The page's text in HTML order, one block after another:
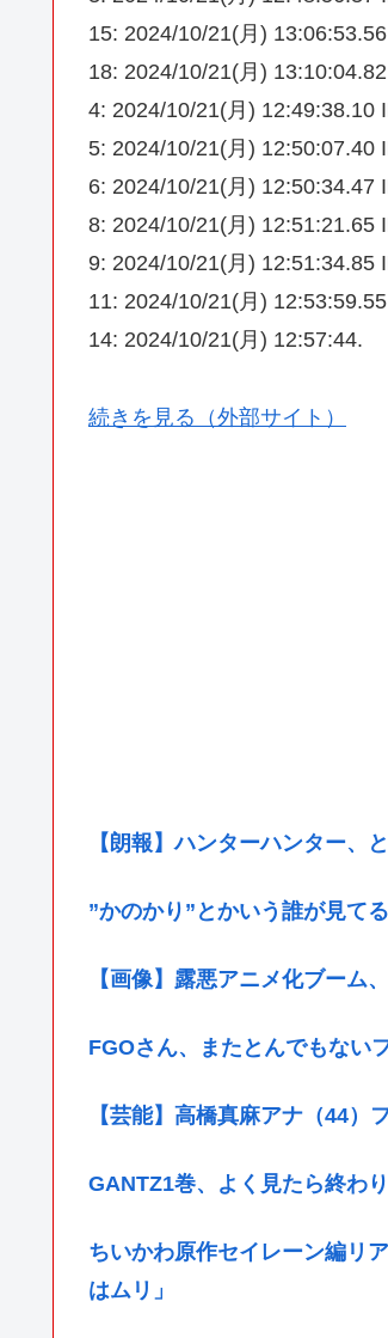
15: 2024/10/21(月)
18: 2024/10/21(月)
4: 2024/10/21(月) 12:49:38.10
5: 2024/10/21(月) 12:50:07.40
6: 2024/10/21(月) 12:50:34.47
8: 2024/10/21(月) 12:51:21.65
9: 2024/10/21(月) 12:51:34.85
11: 2024/10/21(月)
14: 2024/10/21(月) 12:57:44.
続きを見る（外部サイト）
【朗報】ハンターハンター、
”かのかり”とかいう誰が見て
【画像】露悪アニメ化ブーム
FGOさん、またとんでもない
【芸能】高橋真麻アナ（44
GANTZ1巻、よく見たら終わ
ちいかわ原作セイレーン編リ
はムリ」